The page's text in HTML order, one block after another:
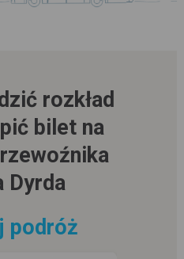
rozkład
bilet na
Dyrda
podróż